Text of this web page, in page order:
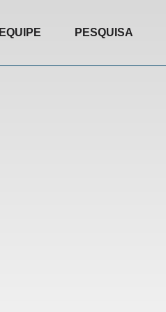
EQUIPE PESQUISA